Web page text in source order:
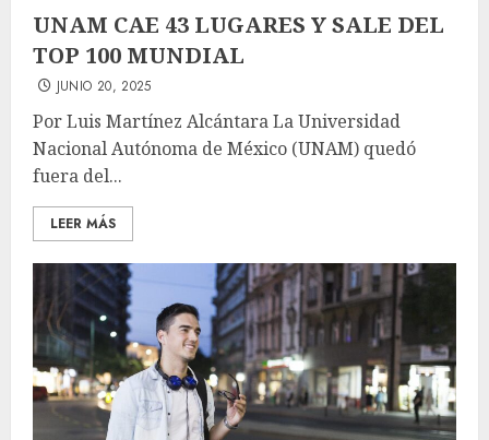
UNAM CAE 43 LUGARES Y SALE DEL
TOP 100 MUNDIAL
JUNIO 20, 2025
Por Luis Martínez Alcántara La Universidad
Nacional Autónoma de México (UNAM) quedó
fuera del...
LEER MÁS